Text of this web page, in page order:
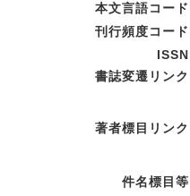
本文言語コード
刊行頻度コード
ISSN
書誌変遷リンク
著者標目リンク
件名標目等